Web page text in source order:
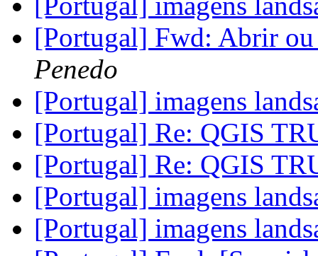
[Portugal] Fwd: Abrir
Penedo
[Portugal] imagens
[Portugal] Re: QGIS
[Portugal] Re: QGIS
[Portugal] imagens
[Portugal] imagens